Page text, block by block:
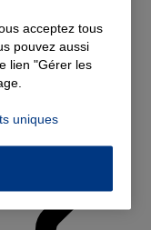
acceptez tous
pouvez aussi
lien "Gérer les
uniques